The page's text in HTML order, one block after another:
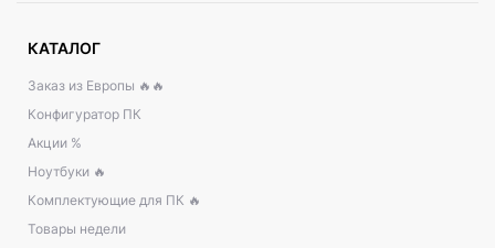
КАТАЛОГ
Заказ из Европы 🔥🔥
Конфигуратор ПК
Акции %
Ноутбуки 🔥
Комплектующие для ПК 🔥
Товары недели